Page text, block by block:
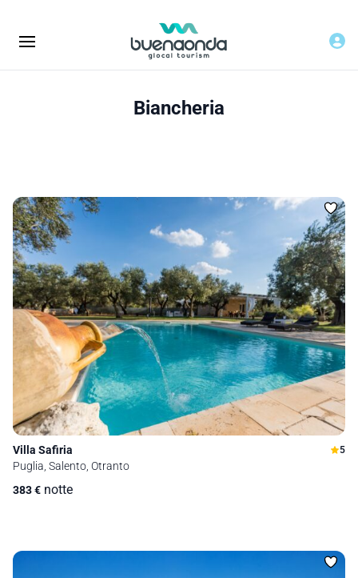
Biancheria
Villa Safiria 5
Puglia, Salento, Otranto
383€ notte